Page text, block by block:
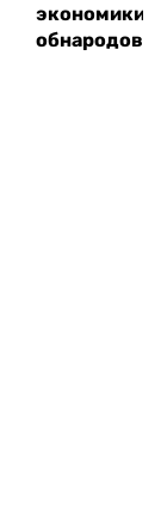
экономики